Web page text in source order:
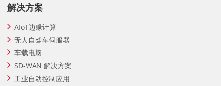
解决方案
AIoT边缘计算
无人自驾车伺服器
车载电脑
SD-WAN 解决方案
工业自动控制应用